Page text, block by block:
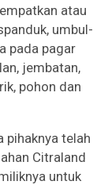
atau
umbul-
pada pagar
jembatan,
pohon dan
pihaknya telah
Citraland
untuk